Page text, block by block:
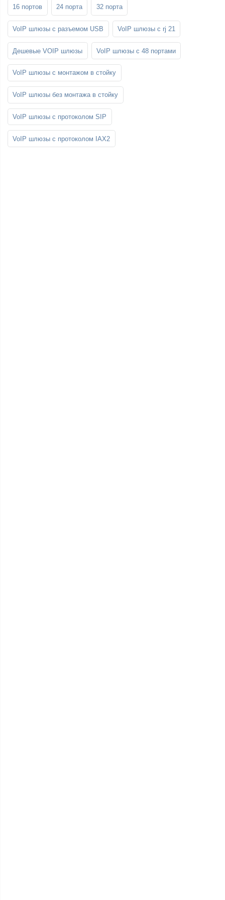
16 портов 24 порта 32 порта
VoIP шлюзы с разъемом USB VoIP шлюзы с rj 21
Дешевые VOIP шлюзы VoIP шлюзы с 48 портами
VoIP шлюзы с монтажом в стойку
VoIP шлюзы без монтажа в стойку
VoIP шлюзы с протоколом SIP
VoIP шлюзы с протоколом IAX2